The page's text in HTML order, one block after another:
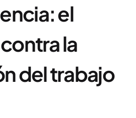
el
la
del trabajo